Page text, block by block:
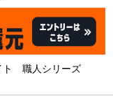
ト 職人シリーズ